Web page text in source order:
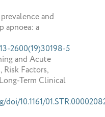
and
apnoea: a
2600(19)30198-5
and Acute
Risk Factors,
Term Clinical
10.1161/